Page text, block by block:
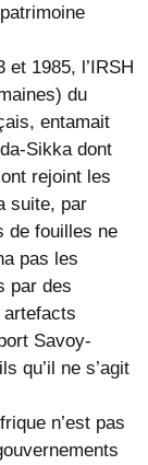
et 1985, l’IRSH
du
entamait
Sikka dont
rejoint les
suite, par
de fouilles ne
pas les
par des
artefacts
Savoy-
qu’il ne s’agit
n’est pas